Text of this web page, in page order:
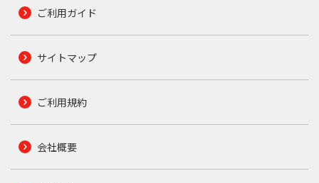
ご利用ガイド
サイトマップ
ご利用規約
会社概要